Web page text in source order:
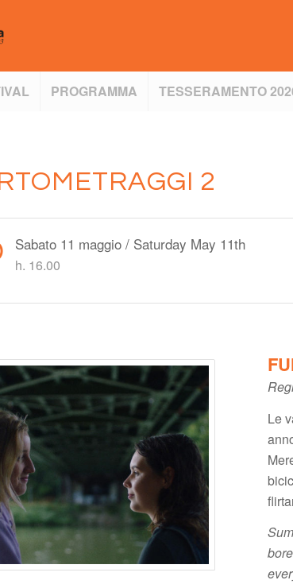
PROGRAMMA TESSERAMENTO
2
Sabato 11 maggio / Saturday May 11th
h. 16.00
Le